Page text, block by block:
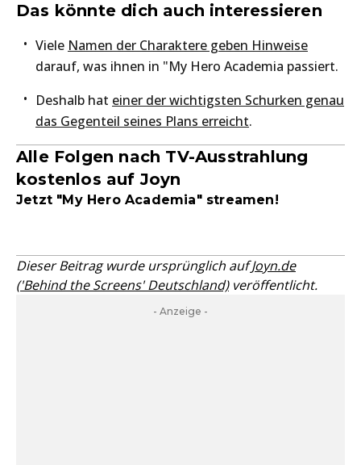
Das könnte dich auch interessieren
Viele Namen der Charaktere geben Hinweise
darauf, was ihnen in "My Hero Academia passiert.
Deshalb hat einer der wichtigsten Schurken genau
das Gegenteil seines Plans erreicht.
Alle Folgen nach TV-Ausstrahlung
kostenlos auf Joyn
Jetzt "My Hero Academia" streamen!
Dieser Beitrag wurde ursprünglich aufJoyn.de
('Behind the Screens' Deutschland)veröffentlicht.
- Anzeige -